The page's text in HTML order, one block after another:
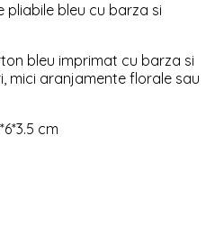
pliabile bleu cu barza si
bleu imprimat cu barza si
mici aranjamente florale sau
cm